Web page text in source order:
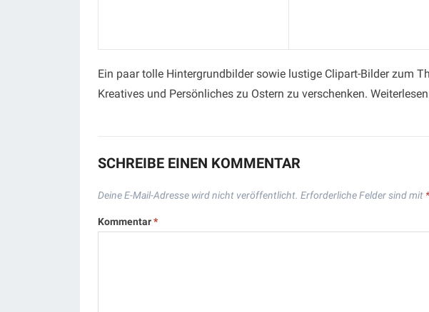
Ein paar tolle Hintergrundbilder sowie lustige Clipart-Bilder zum
Kreatives und Persönliches zu Ostern zu verschenken.
SCHREIBE EINEN KOMMENTAR
Deine E-Mail-Adresse wird nicht veröffentlicht. Erforderliche Felder sind mit *
Kommentar*